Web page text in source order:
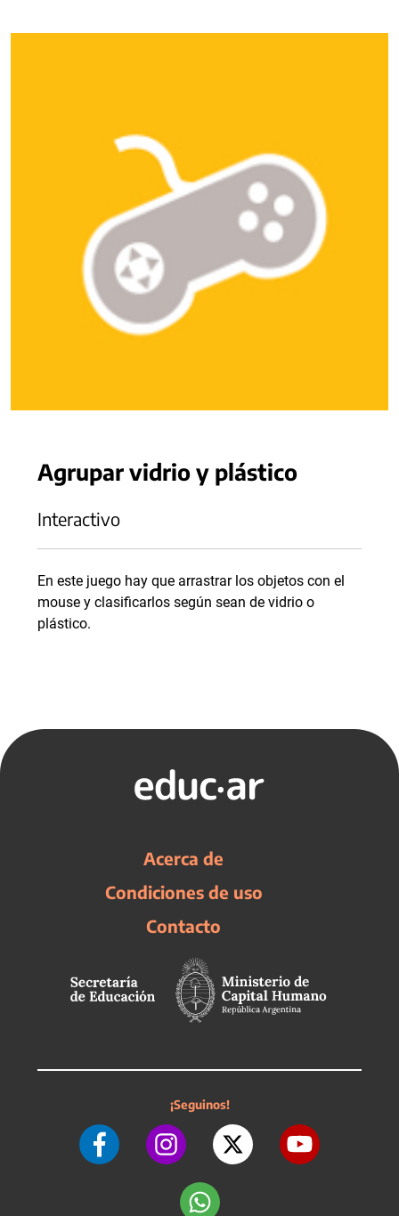
Agrupar vidrio y plástico
Interactivo
En este juego hay que arrastrar los objetos con el
mouse y clasificarlos según sean de vidrio o
plástico.
Acerca de
Condiciones de uso
Contacto
¡Seguinos!